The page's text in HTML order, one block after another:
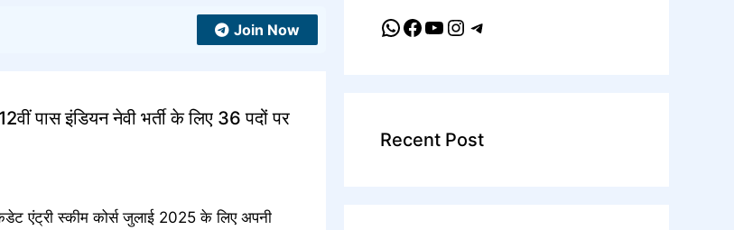
Join Now
इंडियन नेवी भर्ती के लिए 36 पदों पर
एंट्री स्कीम कोर्स जुलाई 2025 के लिए अपनी
WhatsApp
Facebook
YouTube
Instagram
Telegram
Recent Post